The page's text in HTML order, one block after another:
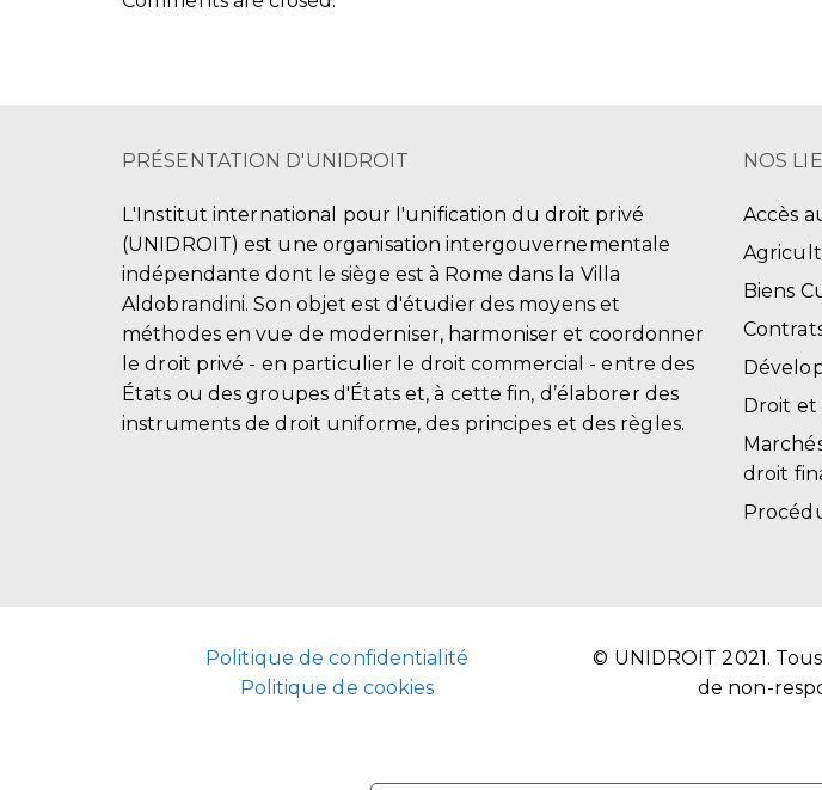
PRÉSENTATION D'UNIDROIT
L'Institut international pour l'unification du droit privé
(UNIDROIT) est une organisation intergouvernementale
indépendante dont le siège est à Rome dans la Villa
Aldobrandini. Son objet est d'étudier des moyens et
méthodes en vue de moderniser, harmoniser et coordonner
le droit privé - en particulier le droit commercial - entre des
États ou des groupes d'États et, à cette fin, d’élaborer des
instruments de droit uniforme, des principes et des règles.
NOS
Accès
Biens
Droit et
droit
Politique de confidentialité
Politique de cookies
© UNIDROIT 2021.
de non-